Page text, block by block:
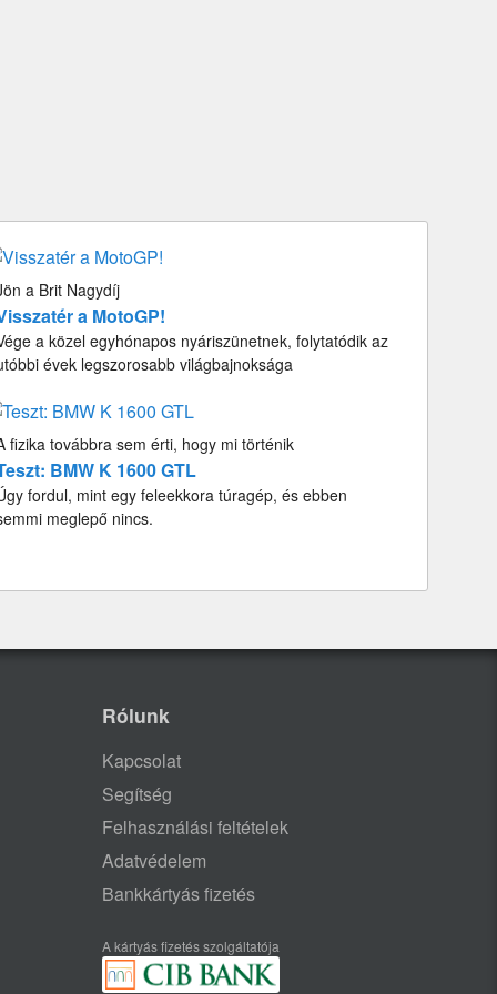
a Brit Nagydíj
a MotoGP!
a közel egyhónapos nyáriszünetnek, folytatódik az
évek legszorosabb világbajnoksága
fizika továbbra sem érti, hogy mi történik
BMW K 1600 GTL
fordul, mint egy feleekkora túragép, és ebben
meglepő nincs.
Rólunk
Kapcsolat
Segítség
Felhasználási feltételek
Adatvédelem
Bankkártyás fizetés
A kártyás fizetés szolgáltatója